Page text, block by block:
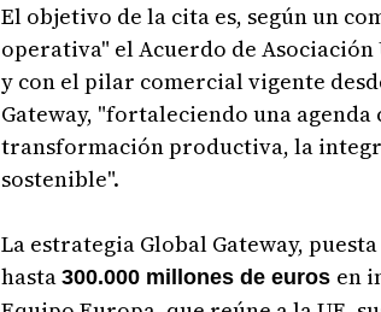
El objetivo de la cita es, según un
operativa" el Acuerdo de
y con el pilar comercial vigente
Gateway, "fortaleciendo una
transformación productiva, la
sostenible".
La estrategia Global Gateway,
hasta 300.000 millones de euros en